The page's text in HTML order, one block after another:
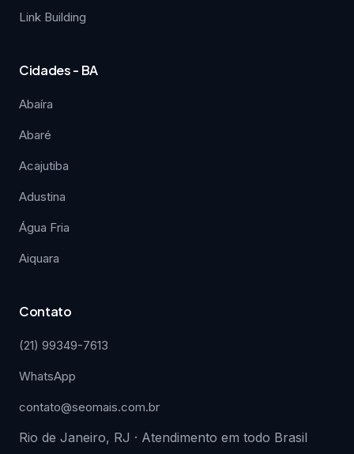
Link Building
Cidades - BA
Abaíra
Abaré
Acajutiba
Adustina
Água Fria
Aiquara
Contato
(21) 99349-7613
WhatsApp
contato@seomais.com.br
Rio de Janeiro, RJ · Atendimento em todo Brasil